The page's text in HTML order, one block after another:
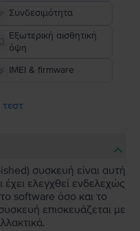
Συνδεσιμότητα
Εξωτερική αισθητική
όψη
IMEI & firmware
συσκευή είναι αυτή
έχει ελεγχθεί ενδελεχώς
software όσο και το
επισκευάζεται με